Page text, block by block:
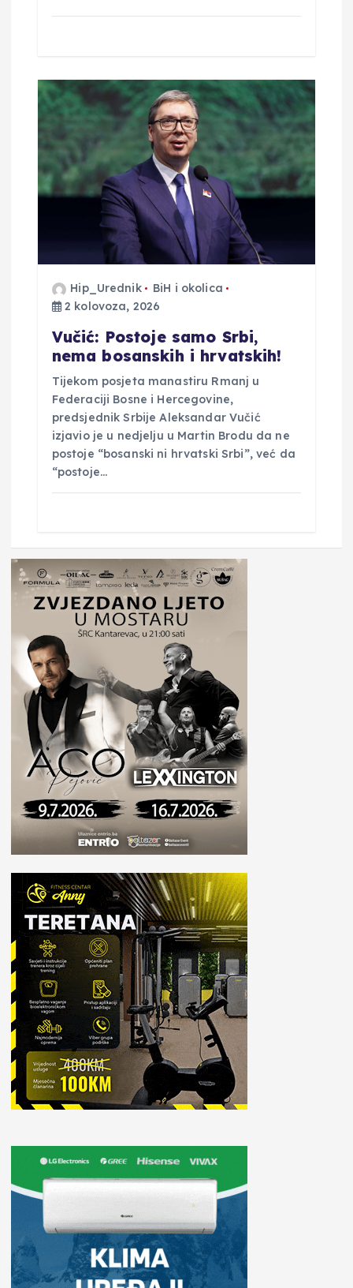
Hip_Urednik
BiH i okolica
2 kolovoza, 2026
Vučić: Postoje samo Srbi,
nema bosanskih i hrvatskih!
Tijekom posjeta manastiru Rmanj u
Federaciji Bosne i Hercegovine,
predsjednik Srbije Aleksandar Vučić
izjavio je u nedjelju u Martin Brodu da ne
postoje “bosanski ni hrvatski Srbi”, već da
“postoje…